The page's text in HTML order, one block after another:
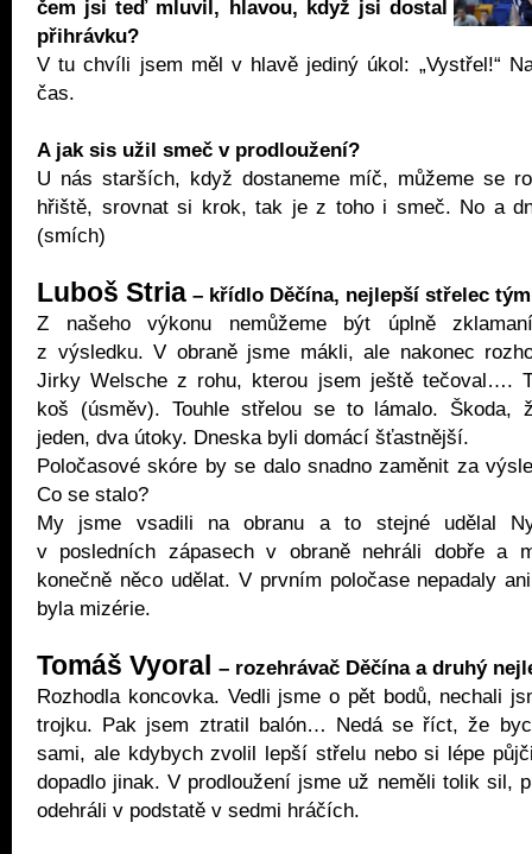
čem jsi teď mluvil, hlavou, když jsi dostal
přihrávku?
V tu chvíli jsem měl v hlavě jediný úkol: „Vystřel!“
čas.
A jak sis užil smeč v prodloužení?
U nás starších, když dostaneme míč, můžeme se
hřiště, srovnat si krok, tak je z toho i smeč. No a
(smích)
Luboš Stria – křídlo Děčína, nejlepší střelec
Z našeho výkonu nemůžeme být úplně
z výsledku. V obraně jsme mákli, ale nakonec
Jirky Welsche z rohu, kterou jsem ještě tečoval….
koš (úsměv). Touhle střelou se to lámalo. Škoda,
jeden, dva útoky. Dneska byli domácí šťastnější.
Poločasové skóre by se dalo snadno zaměnit za
Co se stalo?
My jsme vsadili na obranu a to stejné udělal
v posledních zápasech v obraně nehráli dobře a
konečně něco udělat. V prvním poločase nepadaly
byla mizérie.
Tomáš Vyoral – rozehrávač Děčína a druhý
Rozhodla koncovka. Vedli jsme o pět bodů, nechali
trojku. Pak jsem ztratil balón… Nedá se říct, že
sami, ale kdybych zvolil lepší střelu nebo si lépe
dopadlo jinak. V prodloužení jsme už neměli tolik sil,
odehráli v podstatě v sedmi hráčích.